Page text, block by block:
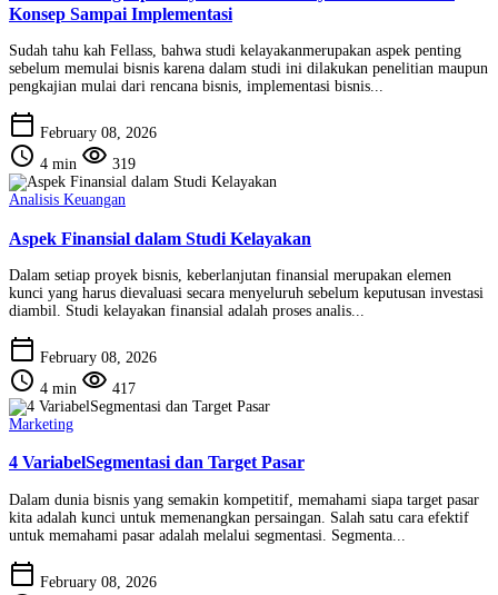
Konsep Sampai Implementasi
Sudah tahu kah Fellass, bahwa studi kelayakanmerupakan aspek penting
sebelum memulai bisnis karena dalam studi ini dilakukan penelitian maupun
pengkajian mulai dari rencana bisnis, implementasi bisnis...
calendar_today February 08, 2026
schedule 4 min visibility 319
Analisis Keuangan
Aspek Finansial dalam Studi Kelayakan
Dalam setiap proyek bisnis, keberlanjutan finansial merupakan elemen
kunci yang harus dievaluasi secara menyeluruh sebelum keputusan investasi
diambil. Studi kelayakan finansial adalah proses analis...
calendar_today February 08, 2026
schedule 4 min visibility 417
Marketing
4 VariabelSegmentasi dan Target Pasar
Dalam dunia bisnis yang semakin kompetitif, memahami siapa target pasar
kita adalah kunci untuk memenangkan persaingan. Salah satu cara efektif
untuk memahami pasar adalah melalui segmentasi. Segmenta...
calendar_today February 08, 2026